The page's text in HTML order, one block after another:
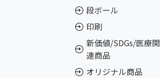
段ボール
印刷
新価値/SDGs/医療関
連商品
オリジナル商品